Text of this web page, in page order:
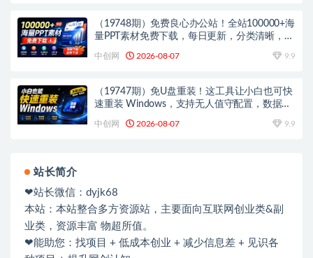
（19748期）免费良心办公站！全站100000+海
量PPT素材免费下载，每日更新，分类清晰，免
中创网 2026-08-07 9.9
（19747期）免U盘重装！这工具让小白也可快
速重装 Windows，支持无人值守配置，数据无
中创网 2026-08-07 9.9
站长简介
❤站长微信：dyjk68
本站：本站整合多方资源站，主要面向互联网创业类&副
业类，资源丰富 物超所值。
❤能助您：找项目 + 低成本创业 + 减少信息差 + 见识各